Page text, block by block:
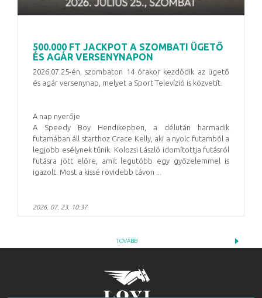
500.000 FT JACKPOT A SZOMBATI ÜGETŐ
ÉS AGÁR VERSENYNAPON
2026.07.25-én, szombaton 14 órakor kezdődik az ügető
és agár versenynap, melyet a Sport Televízió is közvetít.
A nap nyerője
A Speedy Boy Hendikepben, a délután harmadik
futamában áll starthoz Grace Kelly, aki a nyolc futamból a
legjobb esélynek tűnik. Kolozsi László idomítottja futásról
futásra jött előre, amit legutóbb egy győzelemmel is
igazolt. Most a kissé rövidebb távon ...
2026. 07. 23. 10:37
TOVÁBB